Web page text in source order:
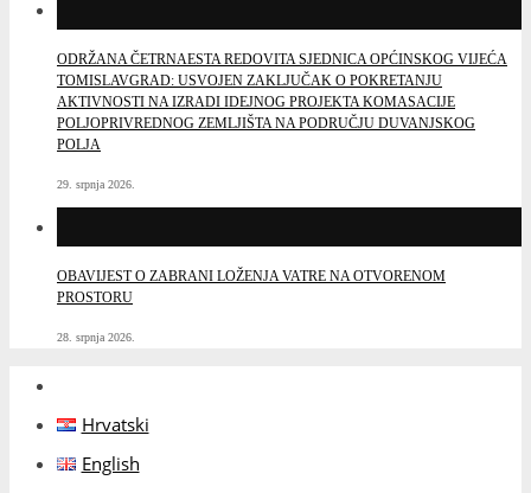
ODRŽANA ČETRNAESTA REDOVITA SJEDNICA OPĆINSKOG VIJEĆA
TOMISLAVGRAD: USVOJEN ZAKLJUČAK O POKRETANJU
AKTIVNOSTI NA IZRADI IDEJNOG PROJEKTA KOMASACIJE
POLJOPRIVREDNOG ZEMLJIŠTA NA PODRUČJU DUVANJSKOG
POLJA
29. srpnja 2026.
OBAVIJEST O ZABRANI LOŽENJA VATRE NA OTVORENOM
PROSTORU
28. srpnja 2026.
Hrvatski
English